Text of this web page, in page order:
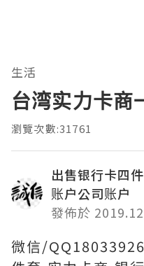
生活
台湾实力卡商
瀏覽次數:31761
出售银行卡四
账户公司账户
發佈於
微信/